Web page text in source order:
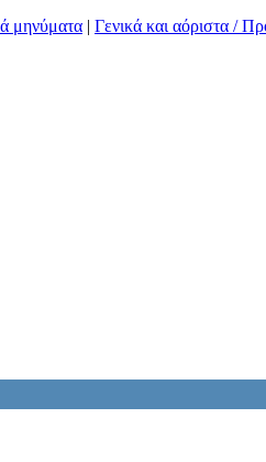
μηνύματα | Γενικά και αόριστα /